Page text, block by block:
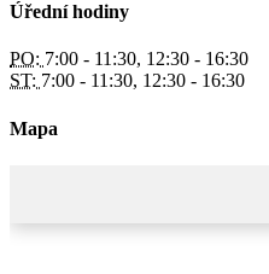
Úřední hodiny
PO: 7:00 - 11:30, 12:30 - 16:30
ST: 7:00 - 11:30, 12:30 - 16:30
Mapa